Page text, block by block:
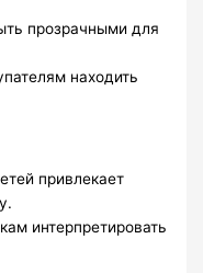
прозрачными для
находить
привлекает
интерпретировать